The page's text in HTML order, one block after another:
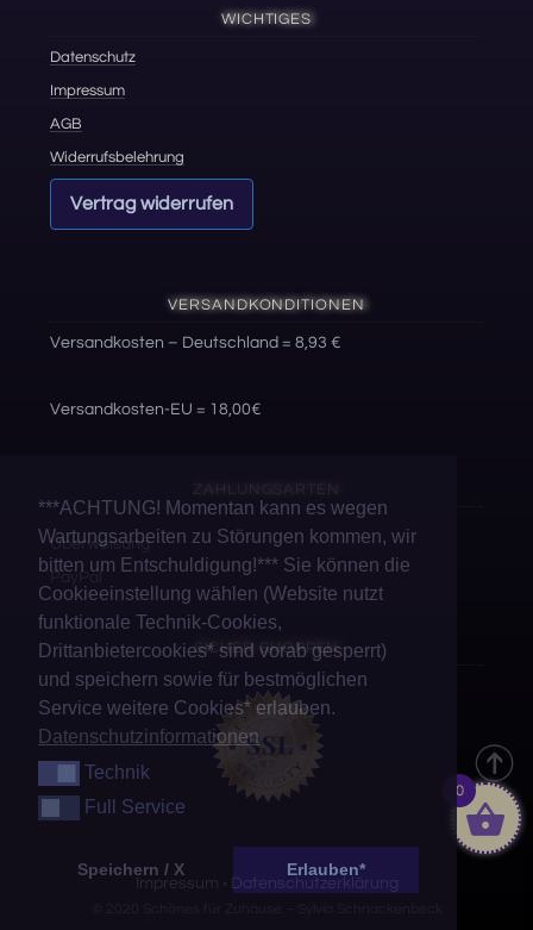
WICHTIGES
Datenschutz
Impressum
AGB
Widerrufsbelehrung
Vertrag widerrufen
VERSANDKONDITIONEN
Versandkosten – Deutschland = 8,93 €
Versandkosten-EU = 18,00€
Überweisung
PayPal
SICHER SHOPPEN
Impressum Datenschutzerklärung
0
***ACHTUNG! Momentan kann es wegen
Wartungsarbeiten zu Störungen kommen, wir
bitten um Entschuldigung!*** Sie können die
Cookieeinstellung wählen (Website nutzt
funktionale Technik-Cookies,
Drittanbietercookies* sind vorab gesperrt)
und speichern sowie für bestmöglichen
Service weitere Cookies* erlauben.
Datenschutzinformationen
TechnikTechnik
Full ServiceFull Service
Speichern / X Erlauben*